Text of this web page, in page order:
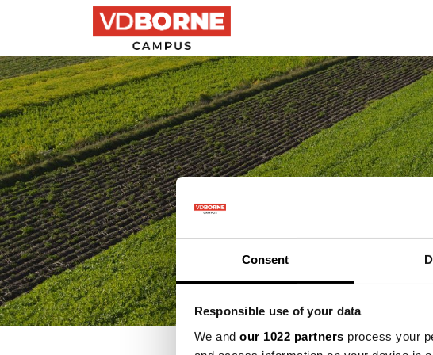
Consent
Responsible use of your data
We and our 1022 partners process your